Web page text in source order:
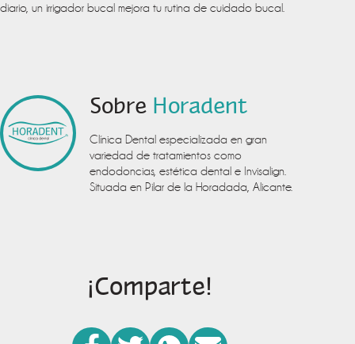
diario, un irrigador bucal mejora tu rutina de cuidado bucal.
Sobre Horadent
Clínica Dental especializada en gran
variedad de tratamientos como
endodoncias, estética dental e Invisalign.
Situada en Pilar de la Horadada, Alicante.
¡Comparte!